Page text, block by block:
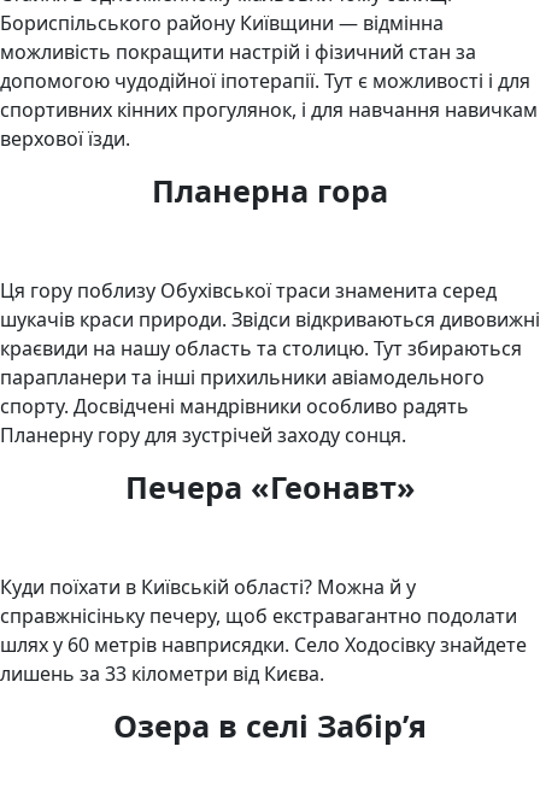
Бориспільського району Київщини — відмінна
можливість покращити настрій і фізичний стан за
допомогою чудодійної іпотерапії. Тут є можливості і для
спортивних кінних прогулянок, і для навчання навичкам
верхової їзди.
Планерна гора
Ця гору поблизу Обухівської траси знаменита серед
шукачів краси природи. Звідси відкриваються дивовижні
краєвиди на нашу область та столицю. Тут збираються
парапланери та інші прихильники авіамодельного
спорту. Досвідчені мандрівники особливо радять
Планерну гору для зустрічей заходу сонця.
Печера «Геонавт»
Куди поїхати в Київській області? Можна й у
справжнісіньку печеру, щоб екстравагантно подолати
шлях у 60 метрів навприсядки. Село Ходосівку знайдете
лишень за 33 кілометри від Києва.
Озера в селі Забір’я